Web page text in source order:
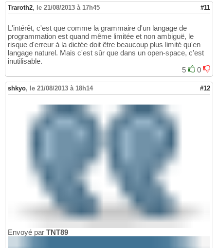
Traroth2, le 21/08/2013 à 17h45 #11
L'intérêt, c'est que comme la grammaire d'un langage de
programmation est quand même limitée et non ambiguë, le
risque d'erreur à la dictée doit être beaucoup plus limité qu'en
langage naturel. Mais c'est sûr que dans un open-space, c'est
inutilisable.
5
0
shkyo, le 21/08/2013 à 18h14 #12
Envoyé par TNT89